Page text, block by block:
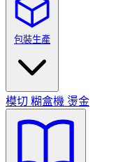
包裝生產
模切 糊盒機 燙金